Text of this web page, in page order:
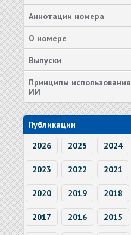
Аннотации номера
О номере
Выпуски
Принципы использования
ИИ
Публикации
2026
2025 2024
2023 2022 2021
2020 2019 2018
2017 2016 2015